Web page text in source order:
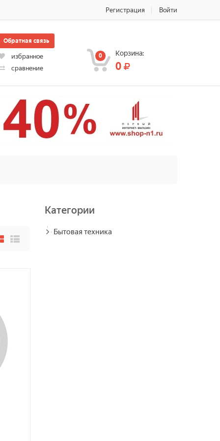
Регистрация Войти
Обратная связь
избранное
сравнение
0 Корзина:
0
Категории
Бытовая техника